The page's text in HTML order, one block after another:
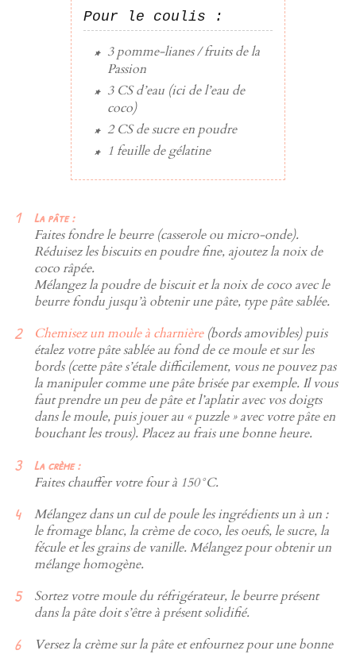
Pour le coulis :
3pomme-lianes /fruits de la
Passion
3 CSd’eau (ici de l’eau de
coco)
2 CSdesucre en poudre
1feuille de gélatine
La pâte :
Faites fondre le beurre (casserole ou micro-onde).
Réduisez les biscuits en poudre fine, ajoutez la noix de
coco râpée.
Mélangez la poudre de biscuit et la noix de coco avec le
beurre fondu jusqu’à obtenir une pâte, type pâte sablée.
Chemisez un moule à charnière(bords amovibles) puis
étalez votre pâte sablée au fond de ce moule et sur les
bords (cette pâte s’étale difficilement, vous ne pouvez pas
la manipuler comme une pâte brisée par exemple. Il vous
faut prendre un peu de pâte et l’aplatir avec vos doigts
dans le moule, puis jouer au « puzzle » avec votre pâte en
bouchant les trous). Placez au frais une bonne heure.
La crème :
Faites chauffer votre four à 150°C.
Mélangez dans un cul de poule les ingrédients un à un :
le fromage blanc, la crème de coco, les oeufs, le sucre, la
fécule et les grains de vanille. Mélangez pour obtenir un
mélange homogène.
Sortez votre moule du réfrigérateur, le beurre présent
dans la pâte doit s’être à présent solidifié.
Versez la crème sur la pâte et enfournez pour une bonne